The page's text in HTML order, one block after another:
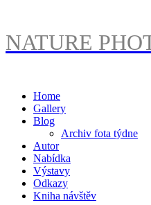
NATURE
Home
Gallery
Blog
Archiv fota týdne
Autor
Nabídka
Výstavy
Odkazy
Kniha návštěv